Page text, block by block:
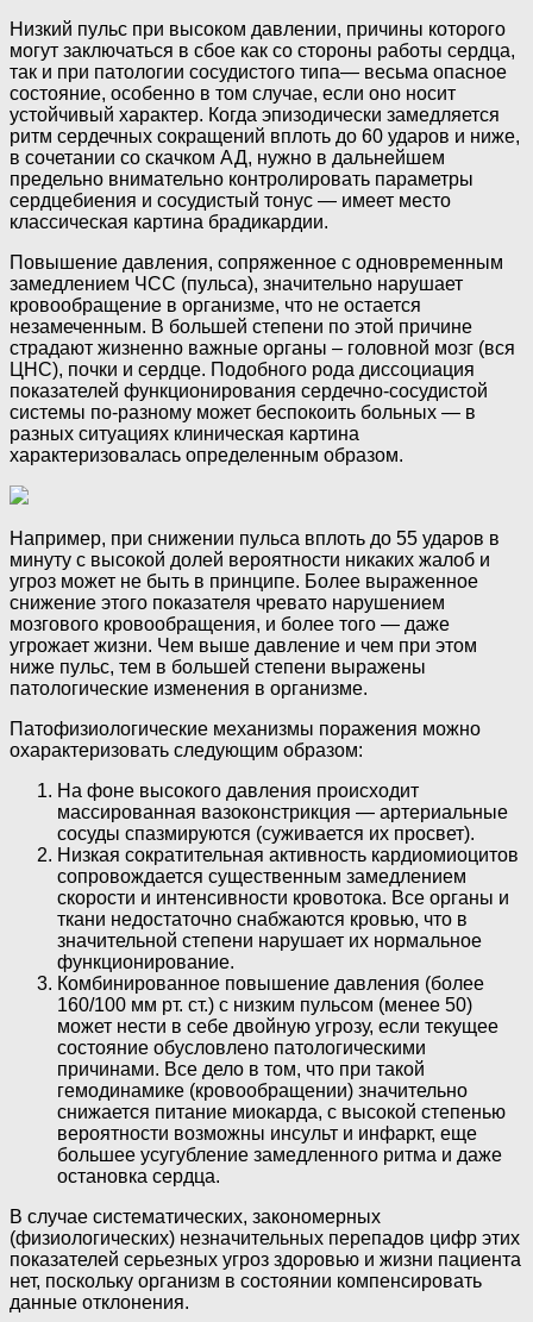
Низкий пульс при высоком давлении, причины которого
могут заключаться в сбое как со стороны работы сердца,
так и при патологии сосудистого типа— весьма опасное
состояние, особенно в том случае, если оно носит
устойчивый характер. Когда эпизодически замедляется
ритм сердечных сокращений вплоть до 60 ударов и ниже,
в сочетании со скачком АД, нужно в дальнейшем
предельно внимательно контролировать параметры
сердцебиения и сосудистый тонус — имеет место
классическая картина брадикардии.
Повышение давления, сопряженное с одновременным
замедлением ЧСС (пульса), значительно нарушает
кровообращение в организме, что не остается
незамеченным. В большей степени по этой причине
страдают жизненно важные органы – головной мозг (вся
ЦНС), почки и сердце. Подобного рода диссоциация
показателей функционирования сердечно-сосудистой
системы по-разному может беспокоить больных — в
разных ситуациях клиническая картина
характеризовалась определенным образом.
Например, при снижении пульса вплоть до 55 ударов в
минуту с высокой долей вероятности никаких жалоб и
угроз может не быть в принципе. Более выраженное
снижение этого показателя чревато нарушением
мозгового кровообращения, и более того — даже
угрожает жизни. Чем выше давление и чем при этом
ниже пульс, тем в большей степени выражены
патологические изменения в организме.
Патофизиологические механизмы поражения можно
охарактеризовать следующим образом:
На фоне высокого давления происходит
массированная вазоконстрикция — артериальные
сосуды спазмируются (суживается их просвет).
Низкая сократительная активность кардиомиоцитов
сопровождается существенным замедлением
скорости и интенсивности кровотока. Все органы и
ткани недостаточно снабжаются кровью, что в
значительной степени нарушает их нормальное
функционирование.
Комбинированное повышение давления (более
160/100 мм рт. ст.) с низким пульсом (менее 50)
может нести в себе двойную угрозу, если текущее
состояние обусловлено патологическими
причинами. Все дело в том, что при такой
гемодинамике (кровообращении) значительно
снижается питание миокарда, с высокой степенью
вероятности возможны инсульт и инфаркт, еще
большее усугубление замедленного ритма и даже
остановка сердца.
В случае систематических, закономерных
(физиологических) незначительных перепадов цифр этих
показателей серьезных угроз здоровью и жизни пациента
нет, поскольку организм в состоянии компенсировать
данные отклонения.